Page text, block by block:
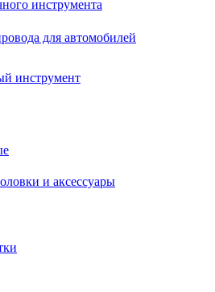
инструмента
для автомобилей
инструмент
и аксессуары